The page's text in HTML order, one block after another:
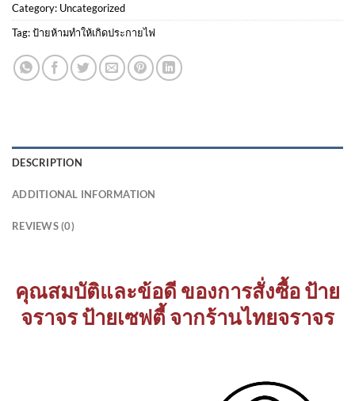
Category: Uncategorized
Tag:ป้ายห้ามทำให้เกิดประกายไฟ
DESCRIPTION
ADDITIONAL INFORMATION
REVIEWS (0)
คุณสมบัติและข้อดี ของการสั่งซื้อ ป้าย
จราจร ป้ายเซฟตี้ จากร้านไทยจราจร